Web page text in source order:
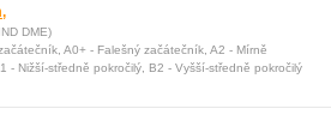
DME)
A0+ - Falešný začátečník, A2 - Mírně
- Nižší-středně pokročilý, B2 - Vyšší-středně pokročilý